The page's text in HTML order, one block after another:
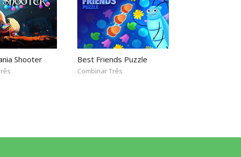
Shooter Best Friends Puzzle
Combinar Três